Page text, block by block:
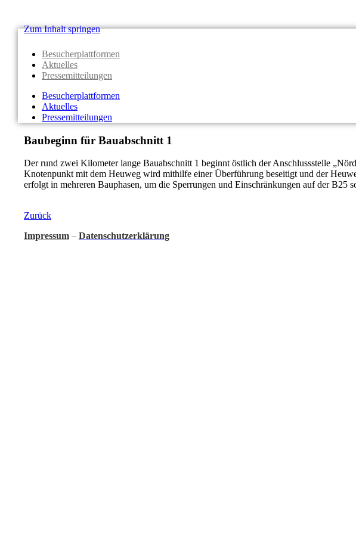
Zum Inhalt springen
Besucherplattformen
Aktuelles
Pressemitteilungen
Besucherplattformen
Aktuelles
Pressemitteilungen
Baubeginn für Bauabschnitt 1
Der rund zwei Kilometer lange Bauabschnitt 1 beginnt östlich der Anschlussstelle
Knotenpunkt mit dem Heuweg wird mithilfe einer Überführung beseitigt und der
erfolgt in mehreren Bauphasen, um die Sperrungen und Einschränkungen auf der B25
Zurück
Impressum – Datenschutzerklärung